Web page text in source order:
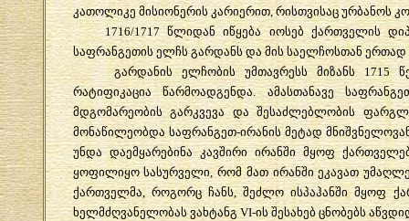
კათოლიკე მისიონერის კარიერით,რისთვისაც ურბანოს
1716/1717წლიდან იწყება იოსებ ქართველის
საფრანგეთის ელჩს გარდანს და მის საელჩოსთან ერთად
გარდანის
ელჩობის უმთავრესს მიზანს1715
რატიფიკაცია
წარმოადგენდა. ამასთანავე
მდგომარეობის გარკვევა და შესაძლებლობის
მონაწილეობდა საფრანგეთ-ირანის მეტად
უნდა დაემყარებინა კავშირი ირანში მყოფ
ყოფილიყო სასურველი,რომ მათ ირანში ეკავათ
ქართველმა,როგორც ჩანს,შეძლო ისპაჰანში მყოფ
ხელმძღვანელობას ვახტანგVI-ის შესახებ ცნობებს